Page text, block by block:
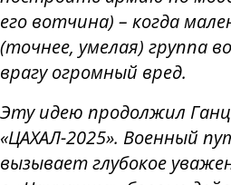
его вотчина) – когда
(точнее, умелая) группа
врагу огромный вред.
Эту идею продолжил
«ЦАХАЛ-2025». Военный
вызывает глубокое